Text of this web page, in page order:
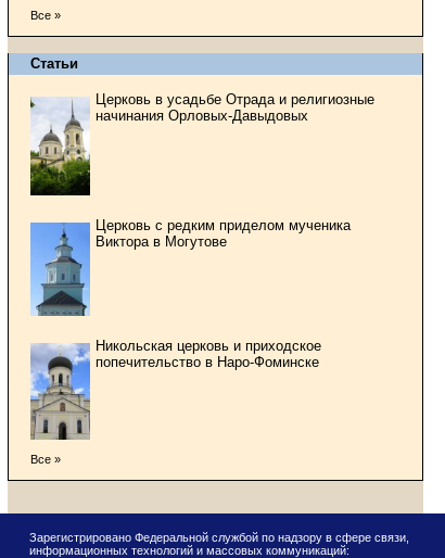
Все »
Статьи
Церковь в усадьбе Отрада и религиозные
начинания Орловых-Давыдовых
Церковь с редким приделом мученика
Виктора в Могутове
Никольская церковь и приходское
попечительство в Наро-Фоминске
Все »
Зарегистрировано Федеральной службой по надзору в сфере связи,
информационных технологий и массовых коммуникаций: